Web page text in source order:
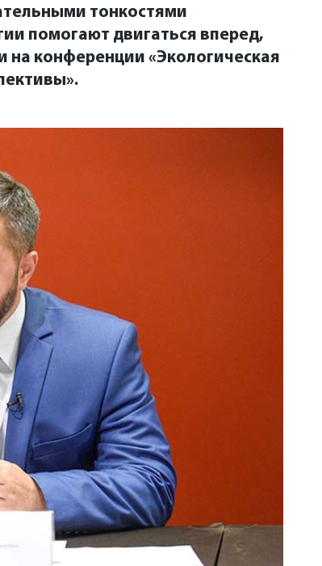
тонкостями
помогают двигаться вперед,
на конференции «Экологическая